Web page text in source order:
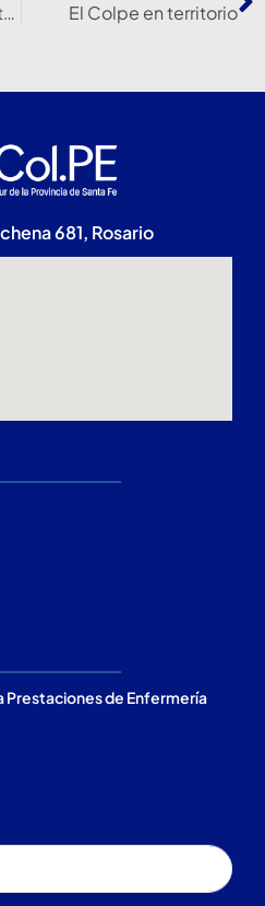
Charla taller en el Hospital Escuela Eva Perón de Granadero Baigorria El Colpe en territorio
681, Rosario
Prestaciones de Enfermería